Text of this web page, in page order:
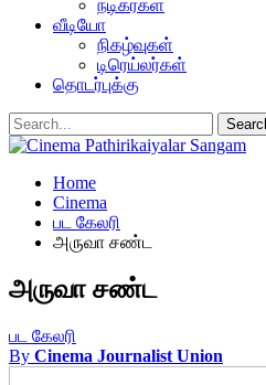
நடிகர்கள்
வீடியோ
நிகழ்வுகள்
டிரெய்லர்கள்
தொடர்புக்கு
Home
Cinema
பட கேலரி
அருவா சண்ட
அருவா சண்ட
பட கேலரி
By Cinema Journalist Union